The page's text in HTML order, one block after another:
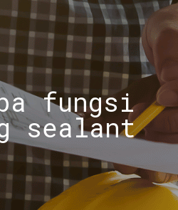
fungsi
sealant